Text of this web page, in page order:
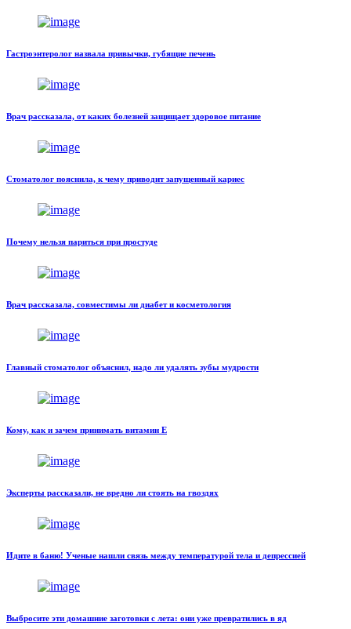
Гастроэнтеролог назвала привычки, губящие печень
Врач рассказала, от каких болезней защищает здоровое питание
Стоматолог пояснила, к чему приводит запущенный кариес
Почему нельзя париться при простуде
Врач рассказала, совместимы ли диабет и косметология
Главный стоматолог объяснил, надо ли удалять зубы мудрости
Кому, как и зачем принимать витамин Е
Эксперты рассказали, не вредно ли стоять на гвоздях
Идите в баню! Ученые нашли связь между температурой тела и депрессией
Выбросите эти домашние заготовки с лета: они уже превратились в яд